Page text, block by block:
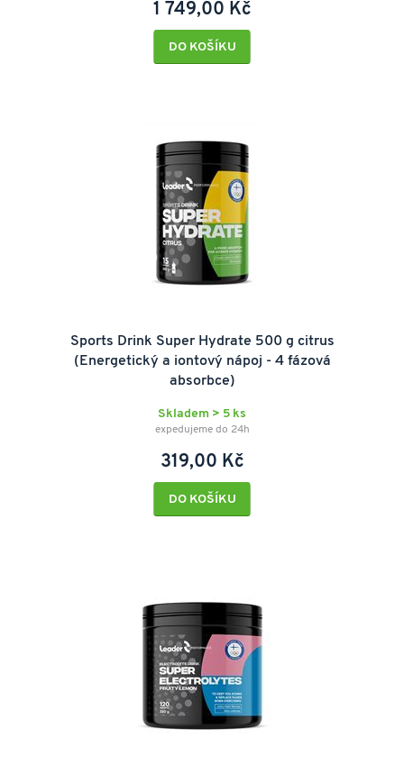
1 749,00 Kč
DO KOŠÍKU
Sports Drink Super Hydrate 500 g citrus
(Energetický a iontový nápoj - 4 fázová
absorbce)
Skladem > 5 ks
expedujeme do 24h
319,00 Kč
DO KOŠÍKU